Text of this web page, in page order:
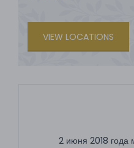
VIEW LOCATIONS
2 июня 2018 года